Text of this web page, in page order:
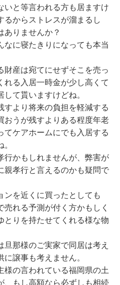
いと等言われる方も居ますけ
るからストレスが溜まるし
ありませんか？
なに寝たきりになっても本当
産は宛てにせずそこを売っ
る入居一時金が少し高くて
て貰いますけどね。
より将来の負担を軽減する
おうが残すよりある程度年老
ケアホームにでも入居する
行かもしれませんが、弊害が
親孝行と言えるのかも疑問で
を近くに買ったとしても
れる予測が付く方かもしく
とりを持たせてくれる様な物
那様のご実家で同居は考え
譲事も考えません。
の言われている福岡県の土
、もし高額なら必ずしも相続